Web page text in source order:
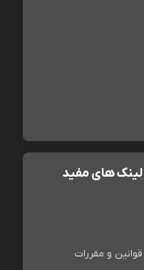
لینک های مفید
قوانین و مقررات